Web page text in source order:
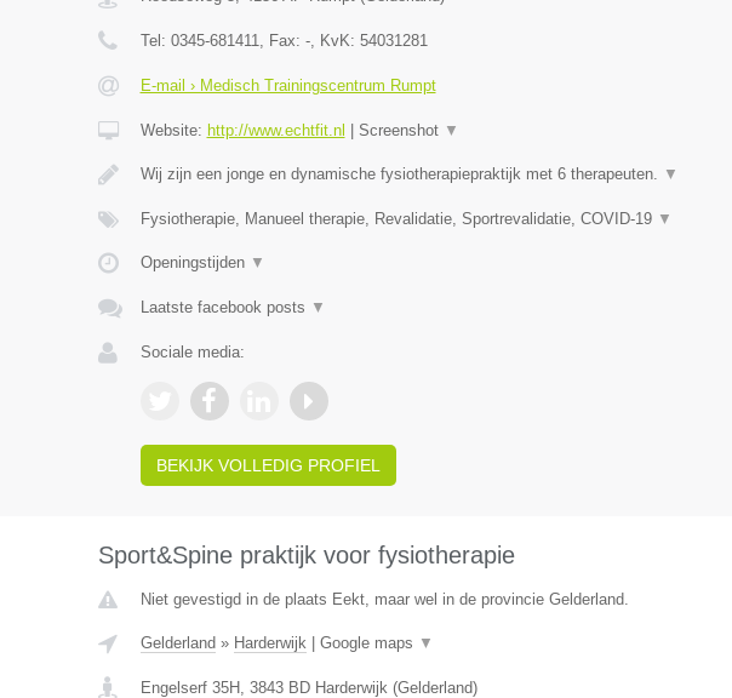
Tel: 0345-681411, Fax: -, KvK: 54031281
E-mail › Medisch Trainingscentrum Rumpt
Website: http://www.echtfit.nl Screenshot ▼
Wij zijn een jonge en dynamische fysiotherapiepraktijk met 6 therapeuten. ▼
Fysiotherapie, Manueel therapie, Revalidatie, Sportrevalidatie, COVID-19 ▼
Openingstijden ▼
Laatste facebook posts ▼
Sociale media:
BEKIJK VOLLEDIG PROFIEL
Sport&Spine praktijk voor fysiotherapie
Niet gevestigd in de plaats Eekt, maar wel in de provincie Gelderland.
Gelderland » Harderwijk| Google maps ▼
Engelserf 35H , 3843 BD Harderwijk(Gelderland)